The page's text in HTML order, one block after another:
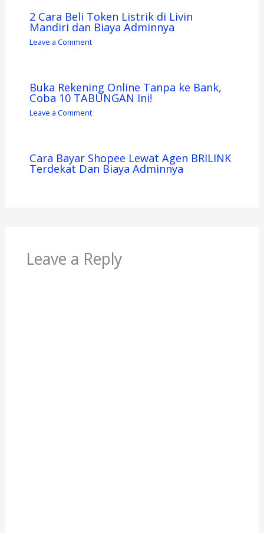
2 Cara Beli Token Listrik di Livin
Mandiri dan Biaya Adminnya
Leave a Comment
Buka Rekening Online Tanpa ke Bank,
Coba 10 TABUNGAN Ini!
Leave a Comment
Cara Bayar Shopee Lewat Agen BRILINK
Terdekat Dan Biaya Adminnya
Leave a Reply